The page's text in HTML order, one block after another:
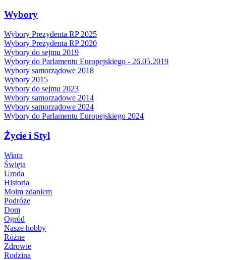
Wybory
Wybory Prezydenta RP 2025
Wybory Prezydenta RP 2020
Wybory do sejmu 2019
Wybory do Parlamentu Europejskiego - 26.05.2019
Wybory samorządowe 2018
Wybory 2015
Wybory do sejmu 2023
Wybory samorządowe 2014
Wybory samorządowe 2024
Wybory do Parlamentu Europejskiego 2024
Życie i Styl
Wiara
Święta
Uroda
Historia
Moim zdaniem
Podróże
Dom
Ogród
Nasze hobby
Różne
Zdrowie
Rodzina